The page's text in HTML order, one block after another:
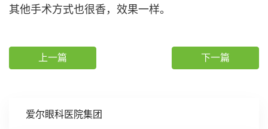
爱尔眼科医院集团
其他手术方式也很香，效果一样。
上一篇 下一篇